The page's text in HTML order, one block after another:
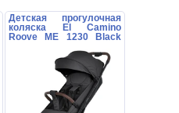
Детская прогулочная
коляска El Camino
Roove ME 1230 Black